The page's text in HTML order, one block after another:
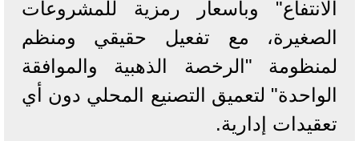
الانتفاع" وبأسعار رمزية للمشروعات
الصغيرة، مع تفعيل حقيقي ومنظم
لمنظومة "الرخصة الذهبية والموافقة
الواحدة" لتعميق التصنيع المحلي دون أي
تعقيدات إدارية.